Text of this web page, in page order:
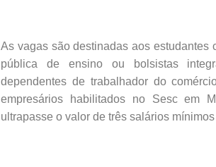
As vagas são destinadas aos estudantes
pública de ensino ou bolsistas
dependentes de trabalhador do
empresários habilitados no Sesc em
ultrapasse o valor de três salários